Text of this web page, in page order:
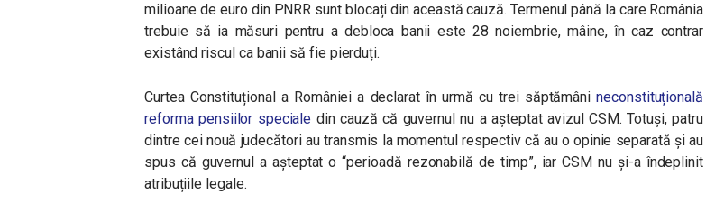
milioane de euro din PNRR sunt blocați din această cauză. Termenul până la care România
trebuie să ia măsuri pentru a debloca banii este 28 noiembrie, mâine, în caz contrar
existând riscul ca banii să fie pierduți.
Curtea Constituțional a României a declarat în urmă cu trei săptămânineconstituțională
reforma pensiilor speciale din cauză că guvernul nu a așteptat avizul CSM. Totuși, patru
dintre cei nouă judecători au transmis la momentul respectiv că au o opinie separată și au
spus că guvernul a așteptat o “perioadă rezonabilă de timp”, iar CSM nu și-a îndeplinit
atribuțiile legale.